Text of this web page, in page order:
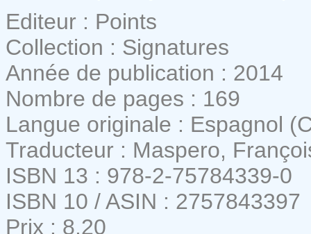
Editeur : Points
Collection : Signatures
Année de publication : 2014
Nombre de pages : 169
Langue originale : Espagnol
Traducteur : Maspero,
ISBN 13 : 978-2-75784339-0
ISBN 10 / ASIN : 2757843397
Prix : 8,20